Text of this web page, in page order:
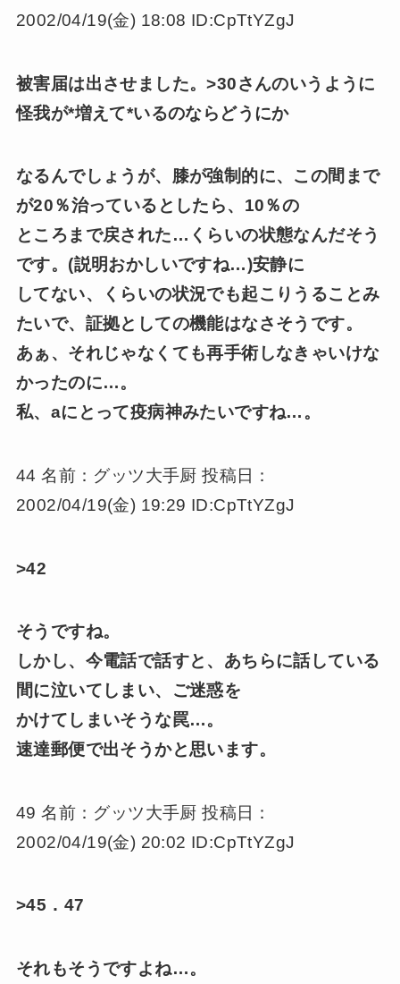
2002/04/19(金) 18:08 ID:CpTtYZgJ
被害届は出させました。>30さんのいうように
怪我が*増えて*いるのならどうにか
なるんでしょうが、膝が強制的に、この間まで
が20％治っているとしたら、10％の
ところまで戻された…くらいの状態なんだそう
です。(説明おかしいですね…)安静に
してない、くらいの状況でも起こりうることみ
たいで、証拠としての機能はなさそうです。
あぁ、それじゃなくても再手術しなきゃいけな
かったのに…。
私、aにとって疫病神みたいですね…。
44 名前：グッツ大手厨 投稿日：
2002/04/19(金) 19:29 ID:CpTtYZgJ
>42
そうですね。
しかし、今電話で話すと、あちらに話している
間に泣いてしまい、ご迷惑を
かけてしまいそうな罠…。
速達郵便で出そうかと思います。
49 名前：グッツ大手厨 投稿日：
2002/04/19(金) 20:02 ID:CpTtYZgJ
>45．47
それもそうですよね…。